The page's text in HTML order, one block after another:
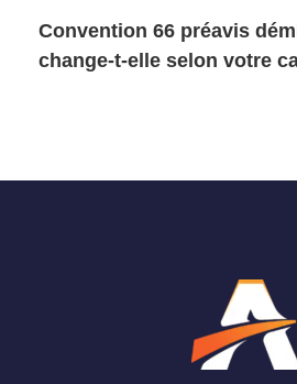
Convention 66 préavis
change-t-elle selon votre